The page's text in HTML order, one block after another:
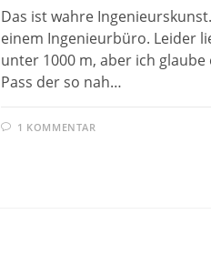
Das ist wahre
einem Ingenieurbüro. Leider
unter 1000 m, aber ich
Pass der so nah…
1 KOMMENTAR